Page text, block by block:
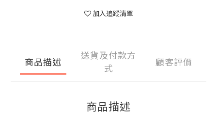
加入追蹤清單
商品描述
送貨及付款方
式
顧客評價
商品描述